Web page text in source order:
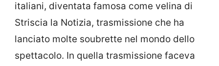
italiani, diventata famosa come velina di
Striscia la Notizia, trasmissione che ha
lanciato molte soubrette nel mondo dello
spettacolo. In quella trasmissione faceva